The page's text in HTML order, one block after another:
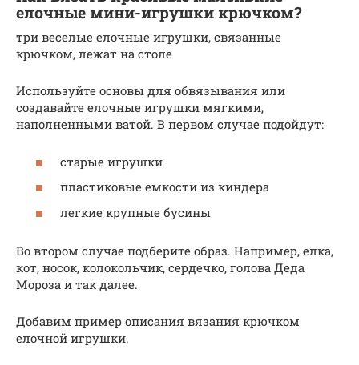
елочные мини-игрушки крючком?
три веселые елочные игрушки, связанные
крючком, лежат на столе
Используйте основы для обвязывания или
создавайте елочные игрушки мягкими,
наполненными ватой. В первом случае подойдут:
старые игрушки
пластиковые емкости из киндера
легкие крупные бусины
Во втором случае подберите образ. Например, елка,
кот, носок, колокольчик, сердечко, голова Деда
Мороза и так далее.
Добавим пример описания вязания крючком
елочной игрушки.